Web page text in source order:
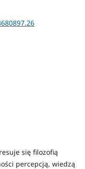
się filozofią
percepcją, wiedzą